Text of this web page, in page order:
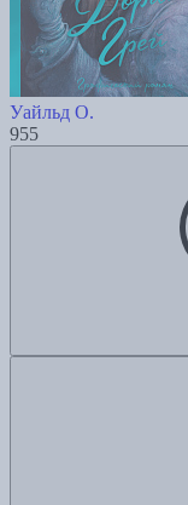
Уайльд О.
955